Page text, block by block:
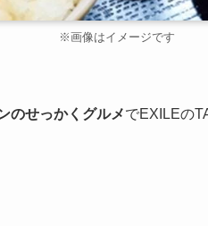
※画像はイメージです
のせっかくグルメでEXILEの